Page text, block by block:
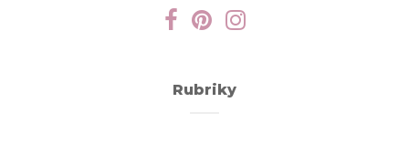
Rubriky